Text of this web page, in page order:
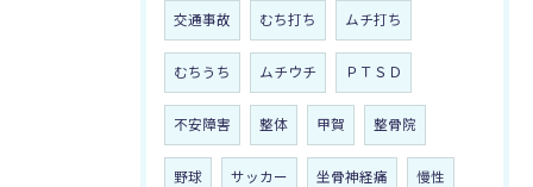
交通事故 むち打ち ムチ打ち
むちうち ムチウチ ＰＴＳＤ
不安障害 整体 甲賀 整骨院
野球 サッカー 坐骨神経痛 慢性